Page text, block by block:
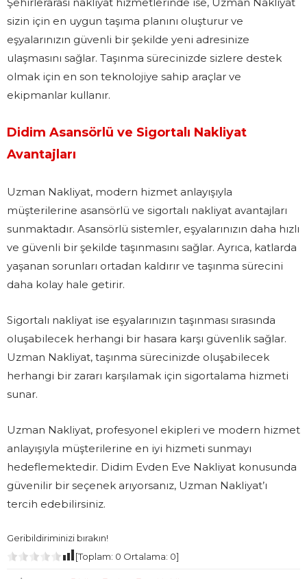
Şehirlerarası nakliyat hizmetlerinde ise, Uzman Nakliyat
sizin için en uygun taşıma planını oluşturur ve
eşyalarınızın güvenli bir şekilde yeni adresinize
ulaşmasını sağlar. Taşınma sürecinizde sizlere destek
olmak için en son teknolojiye sahip araçlar ve
ekipmanlar kullanır.
Didim Asansörlü ve Sigortalı Nakliyat
Avantajları
Uzman Nakliyat, modern hizmet anlayışıyla
müşterilerine asansörlü ve sigortalı nakliyat avantajları
sunmaktadır. Asansörlü sistemler, eşyalarınızın daha hızlı
ve güvenli bir şekilde taşınmasını sağlar. Ayrıca, katlarda
yaşanan sorunları ortadan kaldırır ve taşınma sürecini
daha kolay hale getirir.
Sigortalı nakliyat ise eşyalarınızın taşınması sırasında
oluşabilecek herhangi bir hasara karşı güvenlik sağlar.
Uzman Nakliyat, taşınma sürecinizde oluşabilecek
herhangi bir zararı karşılamak için sigortalama hizmeti
sunar.
Uzman Nakliyat, profesyonel ekipleri ve modern hizmet
anlayışıyla müşterilerine en iyi hizmeti sunmayı
hedeflemektedir. Didim Evden Eve Nakliyat konusunda
güvenilir bir seçenek arıyorsanız, Uzman Nakliyat’ı
tercih edebilirsiniz.
Geribildiriminizi bırakın!
[Toplam: 0 Ortalama: 0]